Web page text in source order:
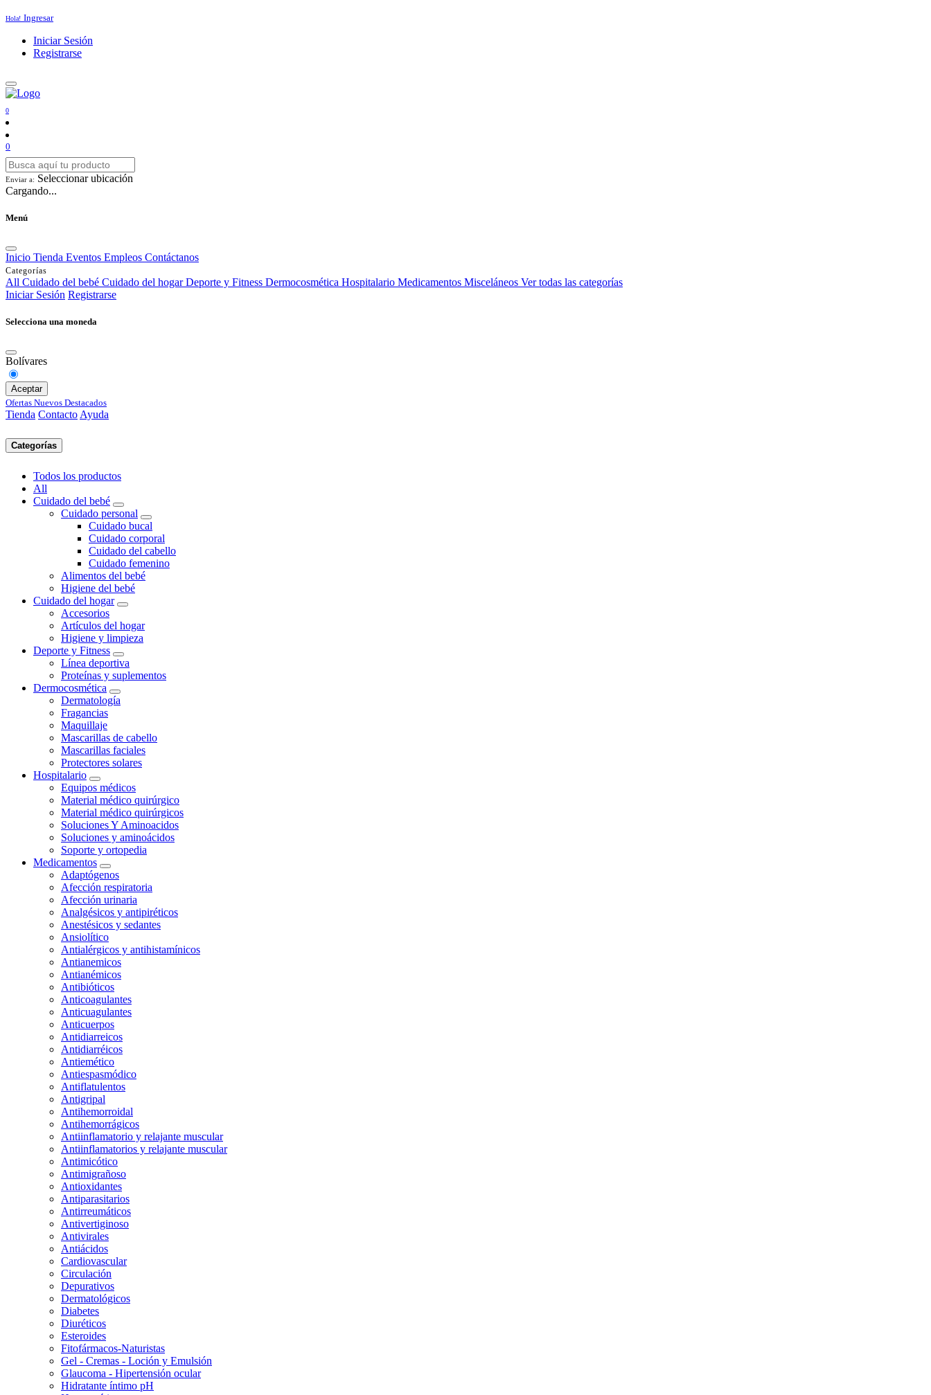
Hola! Ingresar
Iniciar Sesión
Registrarse
0
0
Enviar a: Seleccionar ubicación
Cargando...
Menú
Inicio Tienda Eventos Empleos Contáctanos
Categorías
All Cuidado del bebé Cuidado del hogar Deporte y Fitness Dermocosmética Hospitalario Medicamentos Misceláneos Ver todas las categorías
Iniciar Sesión Registrarse
Selecciona una moneda
Bolívares
Aceptar
Ofertas Nuevos Destacados
Tienda Contacto Ayuda
Categorías
Todos los productos
All
Cuidado del bebé
Cuidado personal
Cuidado bucal
Cuidado corporal
Cuidado del cabello
Cuidado femenino
Alimentos del bebé
Higiene del bebé
Cuidado del hogar
Accesorios
Artículos del hogar
Higiene y limpieza
Deporte y Fitness
Línea deportiva
Proteínas y suplementos
Dermocosmética
Dermatología
Fragancias
Maquillaje
Mascarillas de cabello
Mascarillas faciales
Protectores solares
Hospitalario
Equipos médicos
Material médico quirúrgico
Material médico quirúrgicos
Soluciones Y Aminoacidos
Soluciones y aminoácidos
Soporte y ortopedia
Medicamentos
Adaptógenos
Afección respiratoria
Afección urinaria
Analgésicos y antipiréticos
Anestésicos y sedantes
Ansiolítico
Antialérgicos y antihistamínicos
Antianemicos
Antianémicos
Antibióticos
Anticoagulantes
Anticuagulantes
Anticuerpos
Antidiarreicos
Antidiarréicos
Antiemético
Antiespasmódico
Antiflatulentos
Antigripal
Antihemorroidal
Antihemorrágicos
Antiinflamatorio y relajante muscular
Antiinflamatorios y relajante muscular
Antimicótico
Antimigrañoso
Antioxidantes
Antiparasitarios
Antirreumáticos
Antivertiginoso
Antivirales
Antiácidos
Cardiovascular
Circulación
Depurativos
Dermatológicos
Diabetes
Diuréticos
Esteroides
Fitofármacos-Naturistas
Gel - Cremas - Loción y Emulsión
Glaucoma - Hipertensión ocular
Hidratante íntimo pH